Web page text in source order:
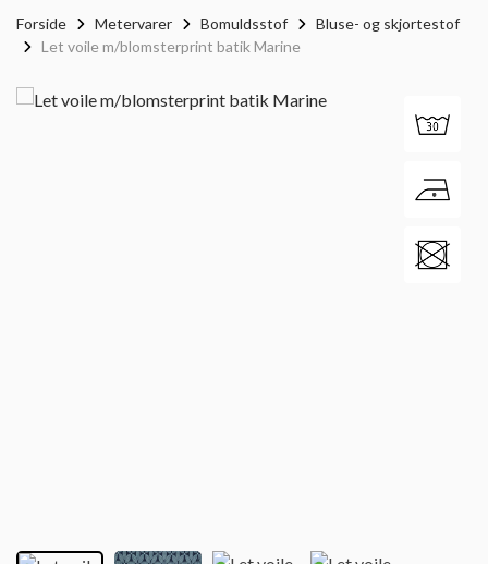
Forside Metervarer Bomuldsstof
Bluse- og skjortestof
Let voile m/blomsterprint batik Marine